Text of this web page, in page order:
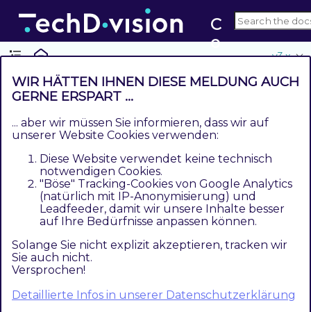
C
o
u
n
r
y
P
o
p
U
p
v3.x
Requirements / Installation
Contents
PHP Version
Magento Version Compatibility
Magento Version Latest Version
Magento 2.4.*
Opensource (CE) /
Commerce (EE)
techdivision/country-popup
^3.1.0
WIR HÄTTEN IHNEN DIESE MELDUNG AUCH
GERNE ERSPART ...
... aber wir müssen Sie informieren, dass wir auf
unserer Website Cookies verwenden:
Diese Website verwendet keine technisch
notwendigen Cookies.
"Böse" Tracking-Cookies von Google Analytics
(natürlich mit IP-Anonymisierung) und
Leadfeeder, damit wir unsere Inhalte besser
auf Ihre Bedürfnisse anpassen können.
Solange Sie nicht explizit akzeptieren, tracken wir
Sie auch nicht.
Versprochen!
Detaillierte Infos in unserer Datenschutzerklärung